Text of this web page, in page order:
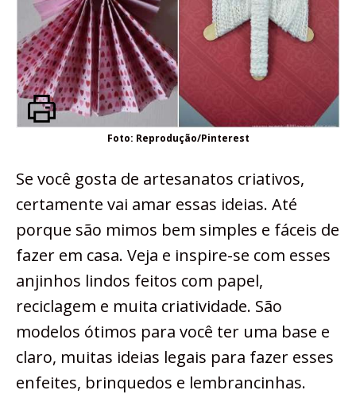
Foto: Reprodução/Pinterest
Se você gosta de artesanatos criativos,
certamente vai amar essas ideias. Até
porque são mimos bem simples e fáceis de
fazer em casa. Veja e inspire-se com esses
anjinhos lindos feitos com papel,
reciclagem e muita criatividade. São
modelos ótimos para você ter uma base e
claro, muitas ideias legais para fazer esses
enfeites, brinquedos e lembrancinhas.